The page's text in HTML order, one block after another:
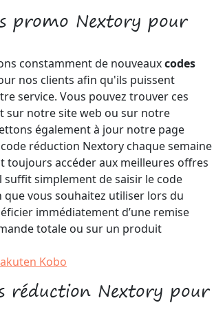
promo Nextory pour
constamment de nouveauxcodes
nos clients afin qu'ils puissent
service. Vous pouvez trouver ces
sur notre site web ou sur notre
également à jour notre page
réduction Nextory chaque semaine
toujours accéder aux meilleures offres
simplement de saisir le code
vous souhaitez utiliser lors du
immédiatement d’une remise
totale ou sur un produit
Kobo
réduction Nextory pour